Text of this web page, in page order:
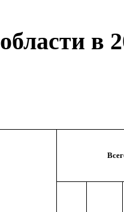
области в